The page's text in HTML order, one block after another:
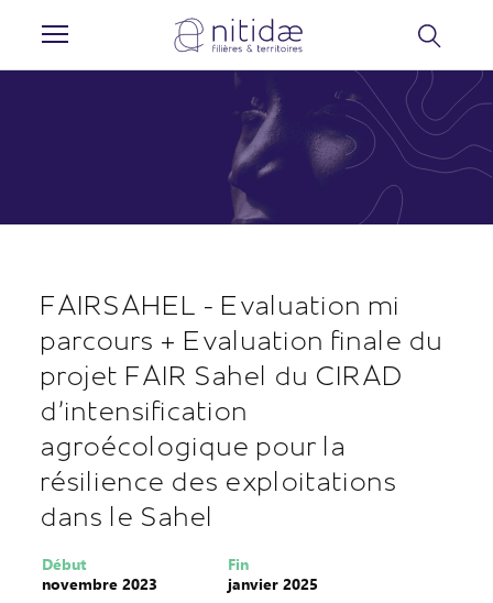
FAIRSAHEL - Evaluation mi
parcours + Evaluation finale du
projet FAIR Sahel du CIRAD
d'intensification
agroécologique pour la
résilience des exploitations
dans le Sahel
Début
novembre 2023
Fin
janvier 2025
Panneau de gestion des cookies